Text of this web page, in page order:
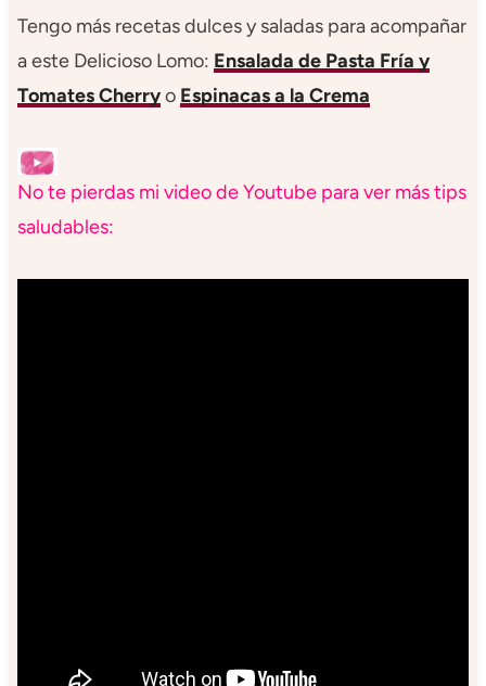
Tengo más recetas dulces y saladas para acompañar
a este Delicioso Lomo: Ensalada de Pasta Fría y
Tomates Cherryo Espinacas a la Crema
No te pierdas mi video de Youtube para ver más tips
saludables: